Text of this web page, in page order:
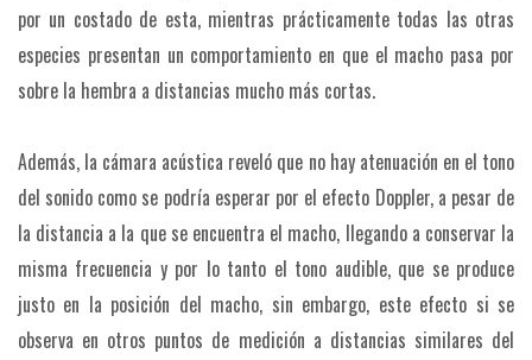
por un costado de esta, mientras prácticamente todas las otras
especies presentan un comportamiento en que el macho pasa por
sobre la hembra a distancias mucho más cortas.
Además, la cámara acústica reveló que no hay atenuación en el tono
del sonido como se podría esperar por el efecto Doppler, a pesar de
la distancia a la que se encuentra el macho, llegando a conservar la
misma frecuencia y por lo tanto el tono audible, que se produce
justo en la posición del macho, sin embargo, este efecto si se
observa en otros puntos de medición a distancias similares del